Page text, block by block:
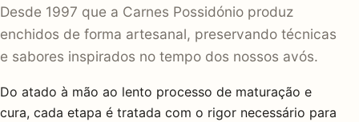
Desde 1997 que a Carnes Possidónio produz
enchidos de forma artesanal, preservando técnicas
e sabores inspirados no tempo dos nossos avós.
Do atado à mão ao lento processo de maturação e
cura, cada etapa é tratada com o rigor necessário para